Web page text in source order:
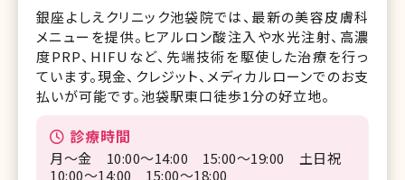
銀座よしえクリニック池袋院では、最新の美容皮膚科
メニューを提供。ヒアルロン酸注入や水光注射、高濃
度PRP、HIFUなど、先端技術を駆使した治療を行っ
ています。現金、クレジット、メディカルローンでのお支
払いが可能です。池袋駅東口徒歩1分の好立地。
診療時間
月〜金 10:00～14:00 15:00～19:00 土日祝
10:00～14:00 15:00～18:00